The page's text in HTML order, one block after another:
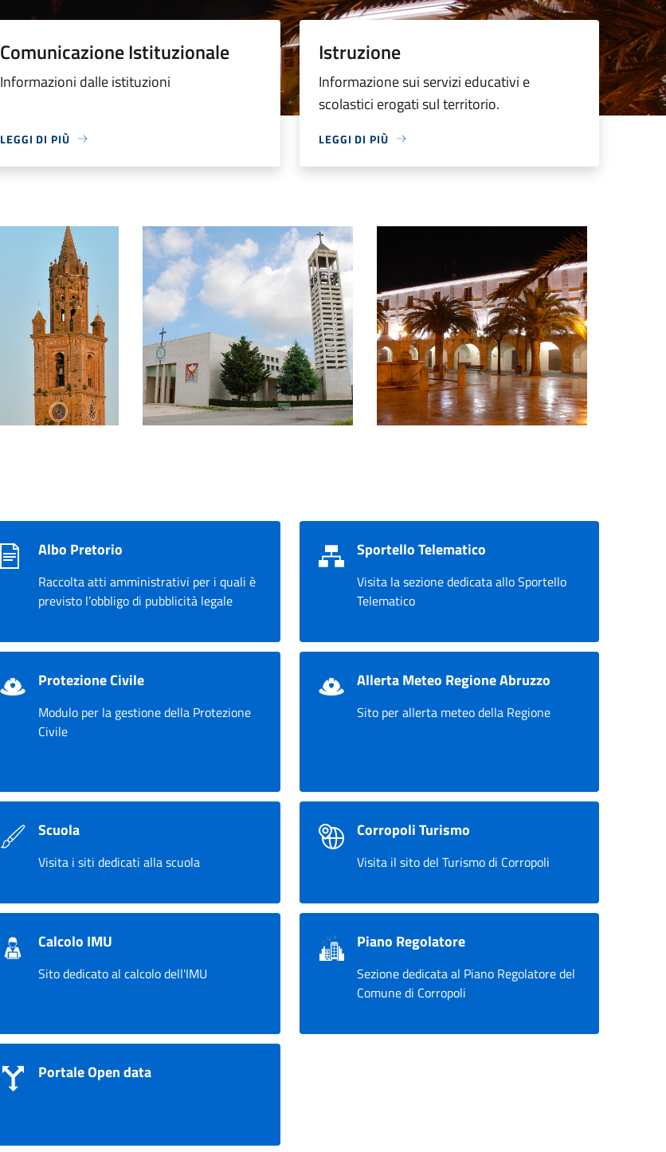
Comunicazione Istituzionale
Informazioni dalle istituzioni
LEGGI DI PIÙ
Istruzione
Informazione sui servizi educativi e
scolastici erogati sul territorio.
LEGGI DI PIÙ
Chiesa
Albo Pretorio
Raccolta atti amministrativi per i quali è
previsto l’obbligo di pubblicità legale
Sportello Telematico
Visita la sezione dedicata allo Sportello
Telematico
Protezione Civile
Modulo per la gestione della Protezione
Civile
Allerta Meteo Regione Abruzzo
Sito per allerta meteo della Regione
Scuola
Visita i siti dedicati alla scuola
Corropoli Turismo
Visita il sito del Turismo di Corropoli
Calcolo IMU
Sito dedicato al calcolo dell'IMU
Piano Regolatore
Sezione dedicata al Piano Regolatore del
Comune di Corropoli
Portale Open data